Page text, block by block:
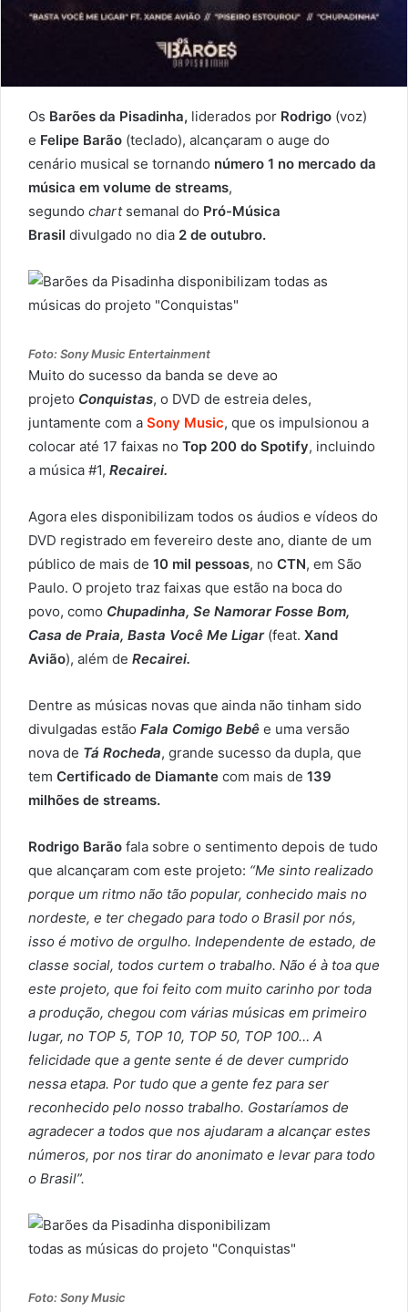
Os Barões da Pisadinha, liderados por Rodrigo (voz)
e Felipe Barão (teclado), alcançaram o auge do
cenário musical se tornando número 1 no mercado da
música em volume de streams,
segundo chartsemanal do Pró-Música
Brasil divulgado no dia 2 de outubro.
Foto: Sony Music Entertainment
Muito do sucesso da banda se deve ao
projeto Conquistas, o DVD de estreia deles,
juntamente com a Sony Music, que os impulsionou a
colocar até 17 faixas no Top 200 do Spotify, incluindo
a música #1, Recairei.
Agora eles disponibilizam todos os áudios e vídeos do
DVD registrado em fevereiro deste ano, diante de um
público de mais de 10 mil pessoas, no CTN, em São
Paulo. O projeto traz faixas que estão na boca do
povo, como Chupadinha, Se Namorar Fosse Bom,
Casa de Praia, Basta Você Me Ligar(feat. Xand
Avião), além de Recairei.
Dentre as músicas novas que ainda não tinham sido
divulgadas estão Fala Comigo Bebê e uma versão
nova de Tá Rocheda, grande sucesso da dupla, que
tem Certificado de Diamante com mais de 139
milhões de streams.
Rodrigo Barão fala sobre o sentimento depois de tudo
que alcançaram com este projeto: “Me sinto realizado
porque um ritmo não tão popular, conhecido mais no
nordeste, e ter chegado para todo o Brasil por nós,
isso é motivo de orgulho. Independente de estado, de
classe social, todos curtem o trabalho. Não é à toa que
este projeto, que foi feito com muito carinho por toda
a produção, chegou com várias músicas em primeiro
lugar, no TOP 5, TOP 10, TOP 50, TOP 100… A
felicidade que a gente sente é de dever cumprido
nessa etapa. Por tudo que a gente fez para ser
reconhecido pelo nosso trabalho. Gostaríamos de
agradecer a todos que nos ajudaram a alcançar estes
números, por nos tirar do anonimato e levar para todo
o Brasil”.
Foto: Sony Music